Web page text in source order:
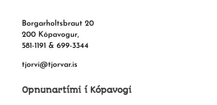
Borgarholtsbraut 20
200 Kópavogur,
581-1191 & 699-3344
tjorvi@tjorvar.is
Opnunartími í Kópavogi